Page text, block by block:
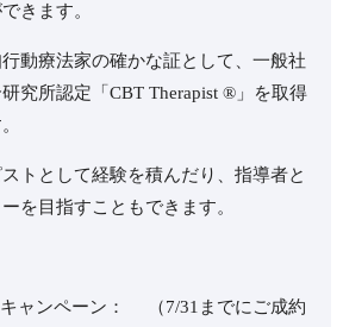
きます。
動療法家の確かな証として、一般社
究所認定「CBT Therapist ®︎」を取得
トとして経験を積んだり、指導者と
を目指すこともできます。
ャンペーン： （7/31までにご成約